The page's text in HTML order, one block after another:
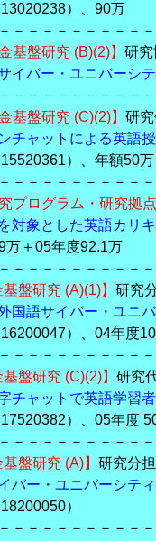
）、90万
－－－－－－－－－
基盤研究 (B)(2)】 研
イバー・ユニバーシ
－－－－－－－－－
基盤研究 (C)(2)】 研
チャットによる英語
）、年額50万
－－－－－－－－－
プログラム・研究拠
を対象とした英語カリ
度92.1万
－－－－－－－－－
盤研究 (A)(1)】 研究
国語サイバー・ユニ
04年度100万
－－－－－－－－－
盤研究 (C)(2)】 研究
チャットで英語学習
05年度 50万
－－－－－－－－－
盤研究 (A)】 研究分
バー・ユニバーシテ
）
－－－－－－－－－